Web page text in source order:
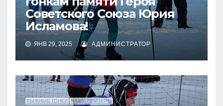
Советского Союза Юрия
Исламова!
ЯНВ 29, 2025 АДМИНИСТРАТОР
ЛЫЖНЫЕ ГОНКИ НАШИ ПРИЗЕРЫ